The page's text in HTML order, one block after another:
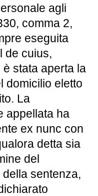
agli
comma 2,
eseguita
de cuius,
stata aperta la
domicilio eletto
La
appellata ha
ex nunc con
detta sia
del
sentenza,